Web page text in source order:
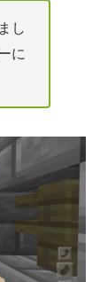
し
に